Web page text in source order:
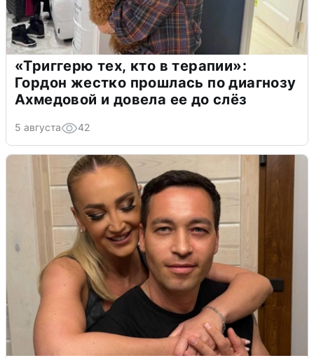
«Триггерю тех, кто в терапии»:
Гордон жестко прошлась по диагнозу
Ахмедовой и довела ее до слёз
5 августа 42